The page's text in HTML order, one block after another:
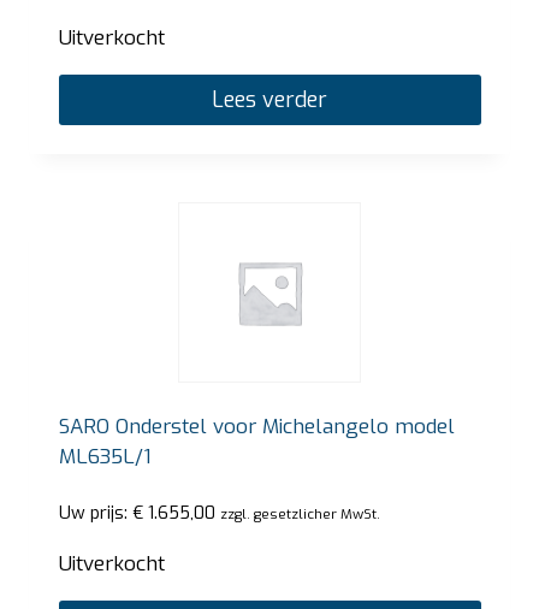
Uitverkocht
Lees verder
SARO Onderstel voor Michelangelo model
ML635L/1
Uw prijs: €1.655,00 zzgl. gesetzlicher MwSt.
Uitverkocht